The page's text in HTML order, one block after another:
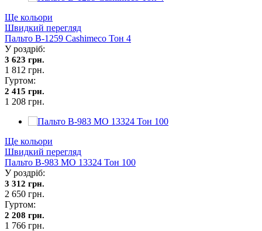
Ще кольори
Швидкий перегляд
Пальто В-1259 Сashimeco Тон 4
У роздріб:
3 623 грн.
1 812 грн.
Гуртом:
2 415 грн.
1 208 грн.
Ще кольори
Швидкий перегляд
Пальто В-983 МО 13324 Тон 100
У роздріб:
3 312 грн.
2 650 грн.
Гуртом:
2 208 грн.
1 766 грн.